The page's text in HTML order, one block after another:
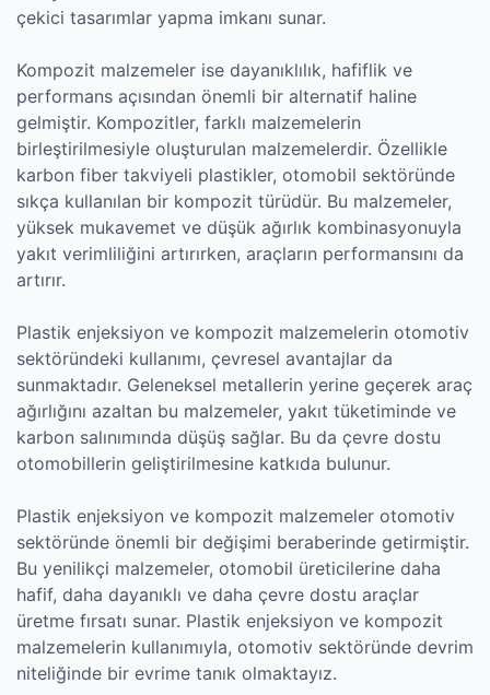
çekici tasarımlar yapma imkanı sunar.
Kompozit malzemeler ise dayanıklılık, hafiflik ve
performans açısından önemli bir alternatif haline
gelmiştir. Kompozitler, farklı malzemelerin
birleştirilmesiyle oluşturulan malzemelerdir. Özellikle
karbon fiber takviyeli plastikler, otomobil sektöründe
sıkça kullanılan bir kompozit türüdür. Bu malzemeler,
yüksek mukavemet ve düşük ağırlık kombinasyonuyla
yakıt verimliliğini artırırken, araçların performansını da
artırır.
Plastik enjeksiyon ve kompozit malzemelerin otomotiv
sektöründeki kullanımı, çevresel avantajlar da
sunmaktadır. Geleneksel metallerin yerine geçerek araç
ağırlığını azaltan bu malzemeler, yakıt tüketiminde ve
karbon salınımında düşüş sağlar. Bu da çevre dostu
otomobillerin geliştirilmesine katkıda bulunur.
Plastik enjeksiyon ve kompozit malzemeler otomotiv
sektöründe önemli bir değişimi beraberinde getirmiştir.
Bu yenilikçi malzemeler, otomobil üreticilerine daha
hafif, daha dayanıklı ve daha çevre dostu araçlar
üretme fırsatı sunar. Plastik enjeksiyon ve kompozit
malzemelerin kullanımıyla, otomotiv sektöründe devrim
niteliğinde bir evrime tanık olmaktayız.